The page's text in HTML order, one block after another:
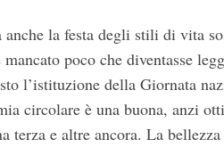
la festa degli stili di vita
poco che diventasse
l’istituzione della Giornata
circolare è una buona, anzi
terza e altre ancora. La